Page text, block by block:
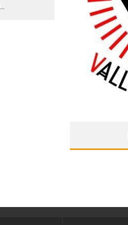
...